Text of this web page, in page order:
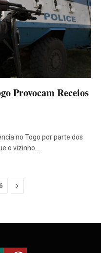
Provocam Receios
no Togo por parte dos
o vizinho…
6 Next